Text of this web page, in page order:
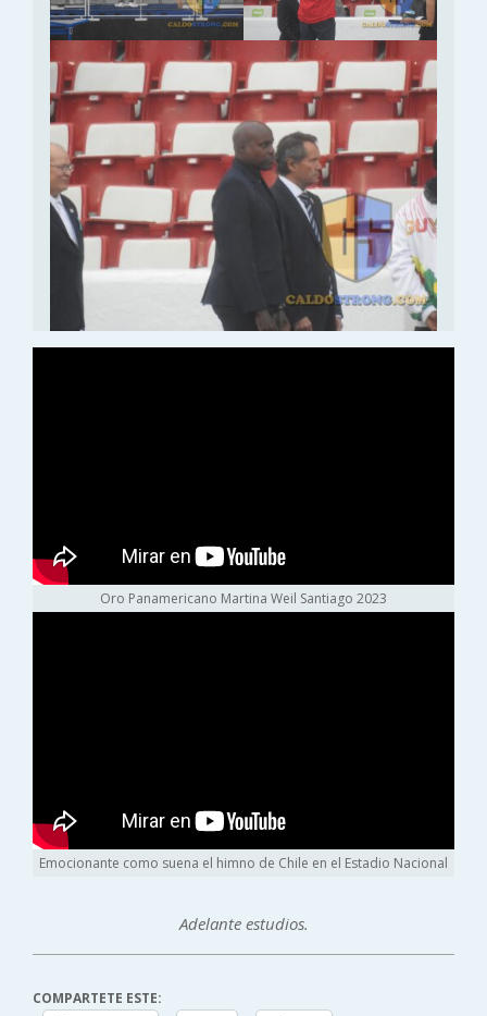
Oro Panamericano Martina Weil Santiago 2023
Emocionante como suena el himno de Chile en el Estadio Nacional
Adelante estudios.
COMPARTETE ESTE: